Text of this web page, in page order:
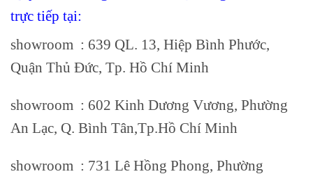
trực tiếp tại:
showroom : 639 QL. 13, Hiệp Bình Phước,
Quận Thủ Đức, Tp. Hồ Chí Minh
showroom : 602 Kinh Dương Vương, Phường
An Lạc, Q. Bình Tân,Tp.Hồ Chí Minh
showroom : 731 Lê Hồng Phong, Phường